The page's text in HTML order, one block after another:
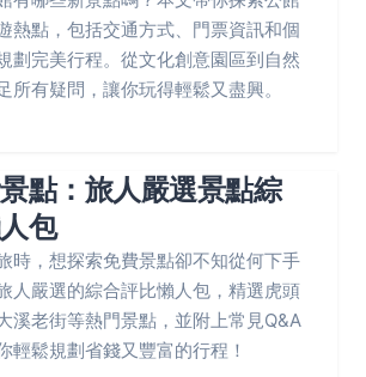
熱點，包括交通方式、門票資訊和個
劃完美行程。從文化創意園區到自然
所有疑問，讓你玩得輕鬆又盡興。
點：旅人嚴選景點綜
包
時，想探索免費景點卻不知從何下手
人嚴選的綜合評比懶人包，精選虎頭
溪老街等熱門景點，並附上常見Q&A
輕鬆規劃省錢又豐富的行程！